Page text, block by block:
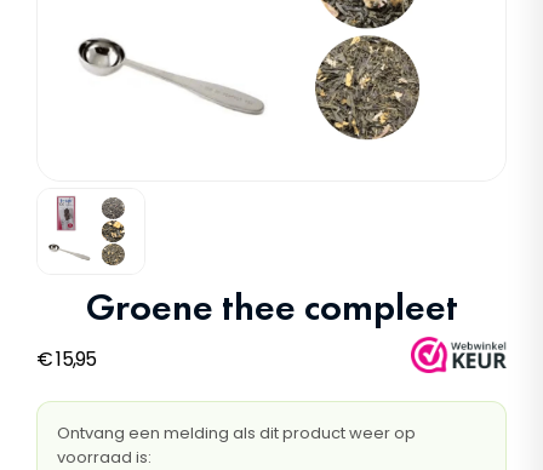
Groene thee compleet
€15,95
Ontvang een melding als dit product weer op
voorraad is: